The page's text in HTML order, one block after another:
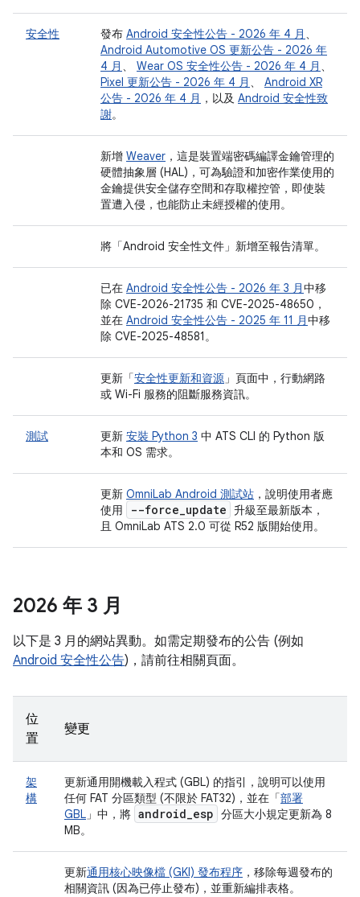
安全性 發布 Android 安全性公告 - 2026 年 4 月 、
Android Automotive OS 更新公告 - 2026 年
4 月 、 Wear OS 安全性公告 - 2026 年 4 月 、
Pixel 更新公告 - 2026 年 4 月 、 Android XR
公告 - 2026 年 4 月 ，以及 Android 安全性致
謝。
新增 Weaver ，這是裝置端密碼編譯金鑰管理的
硬體抽象層 (HAL)，可為驗證和加密作業使用的
金鑰提供安全儲存空間和存取權控管，即使裝
置遭入侵，也能防止未經授權的使用。
將「Android 安全性文件」 新增至報告清單。
已在 Android 安全性公告 - 2026 年 3 月中移
除 CVE-2026-21735 和 CVE-2025-48650，
並在 Android 安全性公告 - 2025 年 11 月中移
除 CVE-2025-48581。
更新「安全性更新和資源 」頁面中，行動網路
或 Wi-Fi 服務的阻斷服務資訊。
測試 更新 安裝 Python 3 中 ATS CLI 的 Python 版
本和 OS 需求。
更新 OmniLab Android 測試站 ，說明使用者應
使用
--force_update 升級至最新版本，
且 OmniLab ATS 2.0 可從 R52 版開始使用。
2026 年 3 月
以下是 3 月的網站異動。如需定期發布的公告 (例如
Android 安全性公告)，請前往相關頁面。
位
置
變更
架
構
更新通用開機載入程式 (GBL) 的指引，說明可以使用
任何 FAT 分區類型 (不限於 FAT32)，並在「部署
GBL 」中，將 android_esp 分區大小規定更新為 8
MB。
更新通用核心映像檔 (GKI) 發布程序 ，移除每週發布的
相關資訊 (因為已停止發布)，並重新編排表格。